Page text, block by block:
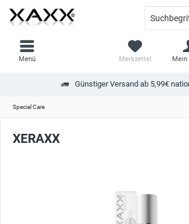
Günstiger Versand ab 5,99€
Merkzettel Mein
Menü
Special Care
XERAXX